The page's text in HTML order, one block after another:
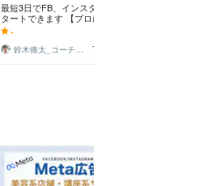
最短3日でFB、インスタ広告をス
タートできます 【プロにおまか
せ！】広告運用を丸投げして本業
に集中しよう♪
-
鈴木脩太_コーチング＆集客コンサルタント
70,000